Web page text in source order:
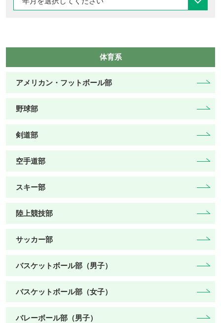
体育系
アメリカン・フットボール部
野球部
剣道部
空手道部
スキー部
陸上競技部
サッカー部
バスケットボール部（男子）
バスケットボール部（女子）
バレーボール部（男子）